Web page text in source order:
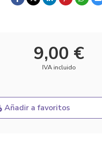
9,00 €
IVA incluido
Añadir a favoritos